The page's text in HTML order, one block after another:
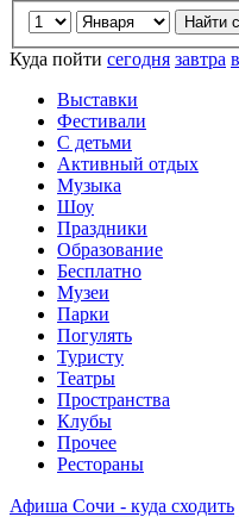
Куда пойти сегодня завтра
Выставки
Фестивали
С детьми
Активный отдых
Музыка
Шоу
Праздники
Образование
Бесплатно
Музеи
Парки
Погулять
Туристу
Театры
Пространства
Клубы
Прочее
Рестораны
Афиша Сочи - куда сходить